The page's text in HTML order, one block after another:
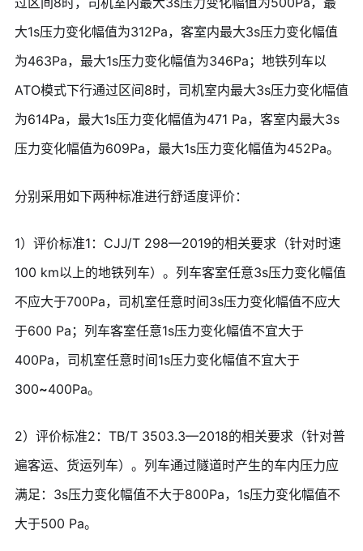
大1s压力变化幅值为312Pa，客室内最大3s压力变化幅值
为463Pa，最大1s压力变化幅值为346Pa；地铁列车以
ATO模式下行通过区间8时，司机室内最大3s压力变化幅值
为614Pa，最大1s压力变化幅值为471 Pa，客室内最大3s
压力变化幅值为609Pa，最大1s压力变化幅值为452Pa。
分别采用如下两种标准进行舒适度评价：
1）评价标准1：CJJ/T 298—2019的相关要求（针对时速
100 km以上的地铁列车）。列车客室任意3s压力变化幅值
不应大于700Pa，司机室任意时间3s压力变化幅值不应大
于600 Pa；列车客室任意1s压力变化幅值不宜大于
400Pa，司机室任意时间1s压力变化幅值不宜大于
300~400Pa。
2）评价标准2：TB/T 3503.3—2018的相关要求（针对普
遍客运、货运列车）。列车通过隧道时产生的车内压力应
满足：3s压力变化幅值不大于800Pa，1s压力变化幅值不
大于500 Pa。